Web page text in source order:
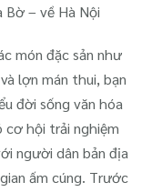
– về Hà Nội
món đặc sản như
lợn mán thui, bạn
đời sống văn hóa
cơ hội trải nghiệm
người dân bản địa
ấm cúng. Trước